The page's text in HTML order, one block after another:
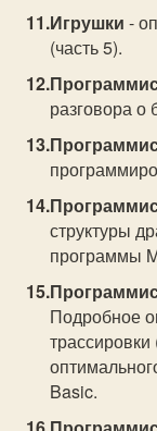
Игрушки -
(часть 5).
разговора о
структуры
программы
Подробное
трассировки
Basic.